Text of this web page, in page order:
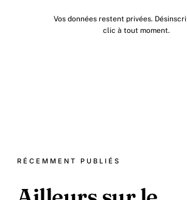
Vos données restent privées.
clic à tout moment.
RÉCEMMENT PUBLIÉS